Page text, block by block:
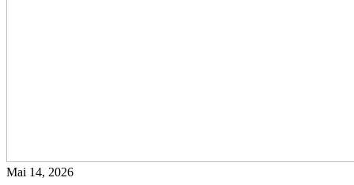
Mai 14, 2026